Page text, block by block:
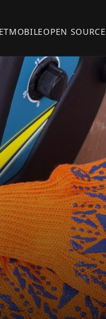
MOBILEOPEN SOURCE